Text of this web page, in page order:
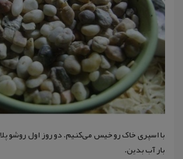
با اسپری خاک رو خیس می‌کنیم. دو روز اول روشو
بار آب بدین.